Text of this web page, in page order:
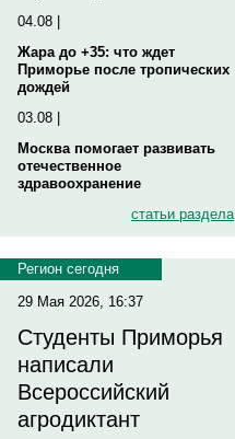
04.08 |
Жара до +35: что ждет
Приморье после тропических
дождей
03.08 |
Москва помогает развивать
отечественное
здравоохранение
статьи раздела
Регион сегодня
29 Мая 2026, 16:37
Студенты Приморья
написали
Всероссийский
агродиктант